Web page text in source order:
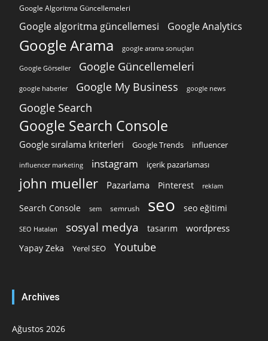
Google Algoritma Güncellemeleri
Google algoritma güncellemesi Google Analytics
Google Arama google arama sonuçları
Google Görseller Google Güncellemeleri
google haberler Google My Business google news
Google Search
Google Search Console
Google sıralama kriterleri Google Trends influencer
influencer marketing instagram içerik pazarlaması
john mueller Pazarlama Pinterest reklam
Search Console sem semrush seo seo eğitimi
SEO Hataları sosyal medya tasarım wordpress
Yapay Zeka Yerel SEO Youtube
Archives
Ağustos 2026